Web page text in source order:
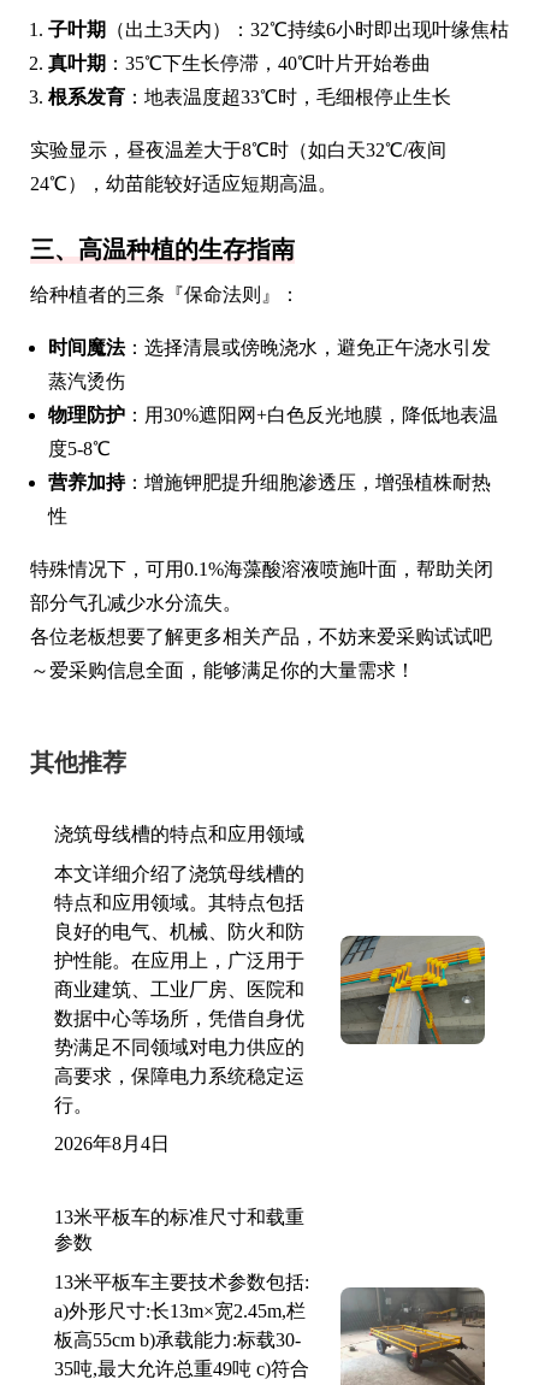
子叶期
（出土3天内）：32℃持续6小时即出现叶缘焦枯
真叶期 ：35℃下生长停滞，40℃叶片开始卷曲
根系发育 ：地表温度超33℃时，毛细根停止生长
实验显示，昼夜温差大于8℃时（如白天32℃/夜间
24℃），幼苗能较好适应短期高温。
三、高温种植的生存指南
给种植者的三条『保命法则』：
时间魔法：选择清晨或傍晚浇水，避免正午浇水引发
蒸汽烫伤
物理防护 ：用30%遮阳网+白色反光地膜，降低地表温
度5-8℃
营养加持：增施钾肥提升细胞渗透压，增强植株耐热
性
特殊情况下，可用0.1%海藻酸溶液喷施叶面，帮助关闭
部分气孔减少水分流失。
各位老板想要了解更多相关产品，不妨来爱采购试试吧
～爱采购信息全面，能够满足你的大量需求！
其他推荐
浇筑母线槽的特点和应用领域
本文详细介绍了浇筑母线槽的
特点和应用领域。其特点包括
良好的电气、机械、防火和防
护性能。在应用上，广泛用于
商业建筑、工业厂房、医院和
数据中心等场所，凭借自身优
势满足不同领域对电力供应的
高要求，保障电力系统稳定运
行。
2026年8月4日
13米平板车的标准尺寸和载重
参数
13米平板车主要技术参数包括:
a)外形尺寸:长13m×宽2.45m,栏
板高55cm b)承载能力:标载30-
35吨,最大允许总重49吨 c)符合